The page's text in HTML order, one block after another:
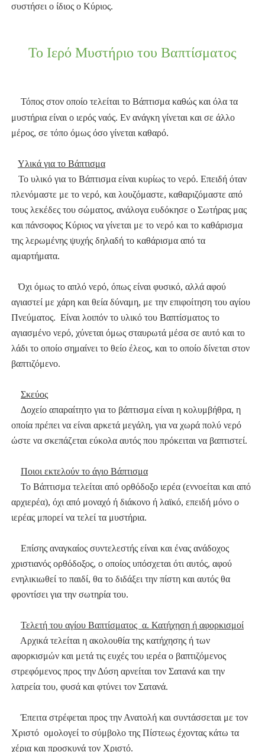
συστήσει ο ίδιος ο Κύριος.
Το Ιερό Μυστήριο του Βαπτίσματος
Τόπος στον οποίο τελείται το Βάπτισμα καθώς και όλα τα
μυστήρια είναι ο ιερός ναός. Εν ανάγκη γίνεται και σε άλλο
μέρος, σε τόπο όμως όσο γίνεται καθαρό.
Υλικά για το Βάπτισμα
Το υλικό για το Βάπτισμα είναι κυρίως το νερό. Επειδή όταν
πλενόμαστε με το νερό, και λουζόμαστε, καθαριζόμαστε από
τους λεκέδες του σώματος, ανάλογα ευδόκησε ο Σωτήρας μας
και πάνσοφος Κύριος να γίνεται με το νερό και το καθάρισμα
της λερωμένης ψυχής δηλαδή το καθάρισμα από τα
αμαρτήματα.
Όχι όμως το απλό νερό, όπως είναι φυσικό, αλλά αφού
αγιαστεί με χάρη και θεία δύναμη, με την επιφοίτηση του αγίου
Πνεύματος. Είναι λοιπόν το υλικό του Βαπτίσματος το
αγιασμένο νερό, χύνεται όμως σταυρωτά μέσα σε αυτό και το
λάδι το οποίο σημαίνει το θείο έλεος, και το οποίο δίνεται στον
βαπτιζόμενο.
Σκεύος
Δοχείο απαραίτητο για το βάπτισμα είναι η κολυμβήθρα, η
οποία πρέπει να είναι αρκετά μεγάλη, για να χωρά πολύ νερό
ώστε να σκεπάζεται εύκολα αυτός που πρόκειται να βαπτιστεί.
Ποιοι εκτελούν το άγιο Βάπτισμα
Το Βάπτισμα τελείται από ορθόδοξο ιερέα (εννοείται και από
αρχιερέα), όχι από μοναχό ή διάκονο ή λαϊκό, επειδή μόνο ο
ιερέας μπορεί να τελεί τα μυστήρια.
Επίσης αναγκαίος συντελεστής είναι και ένας ανάδοχος
χριστιανός ορθόδοξος, ο οποίος υπόσχεται ότι αυτός, αφού
ενηλικιωθεί το παιδί, θα το διδάξει την πίστη και αυτός θα
φροντίσει για την σωτηρία του.
Τελετή του αγίου Βαπτίσματος α. Κατήχηση ή αφορκισμοί
Αρχικά τελείται η ακολουθία της κατήχησης ή των
αφορκισμών και μετά τις ευχές του ιερέα ο βαπτιζόμενος
στρεφόμενος προς την Δύση αρνείται τον Σατανά και την
λατρεία του, φυσά και φτύνει τον Σατανά.
Έπειτα στρέφεται προς την Ανατολή και συντάσσεται με τον
Χριστό ομολογεί το σύμβολο της Πίστεως έχοντας κάτω τα
χέρια και προσκυνά τον Χριστό.